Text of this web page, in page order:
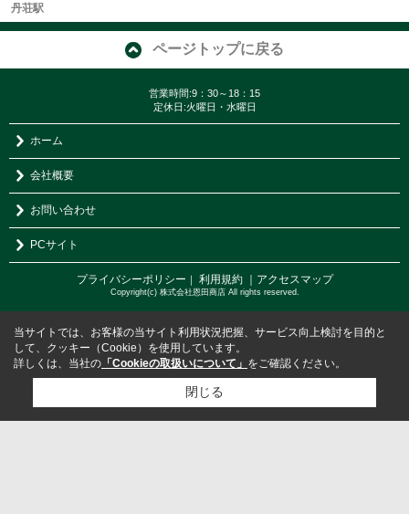
丹荘駅
ページトップに戻る
営業時間:9：30～18：15
定休日:火曜日・水曜日
ホーム
会社概要
お問い合わせ
PCサイト
プライバシーポリシー ｜ 利用規約 ｜アクセスマップ
Copyright(c) 株式会社恩田商店 All rights reserved.
当サイトでは、お客様の当サイト利用状況把握、サービス向上検討を目的と
して、クッキー（Cookie）を使用しています。
詳しくは、当社の 「Cookieの取扱いについて」 をご確認ください。
閉じる